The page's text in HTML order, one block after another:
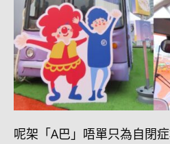
呢架「A巴」唔單只為自閉